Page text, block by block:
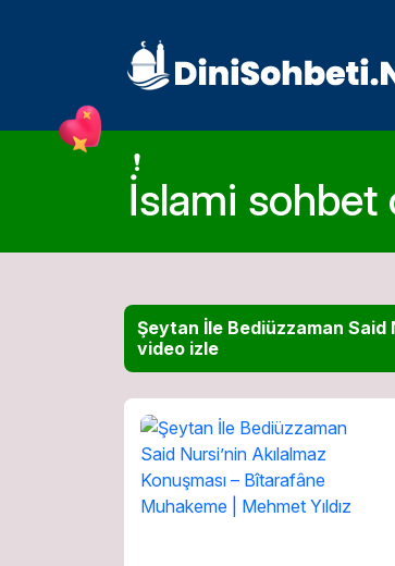
İslami sohbet
Şeytan İle Bediüzzaman Said
video izle